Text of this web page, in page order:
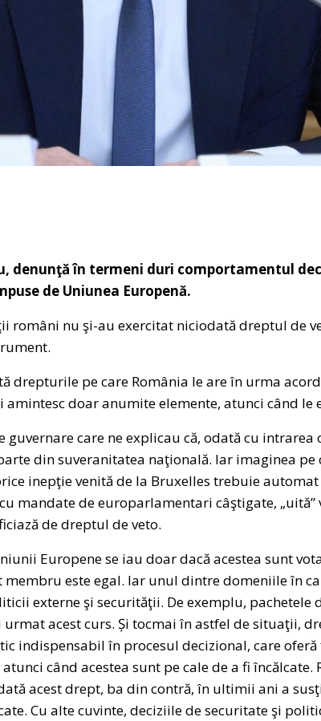
denunţă în termeni duri comportamentul
de Uniunea Europenă.
români nu şi-au exercitat niciodată dreptul de
drepturile pe care România le are în urma
amintesc doar anumite elemente, atunci când le
care ne explicau că, odată cu intrarea
din suveranitatea naţională. Iar imaginea pe
inepţie venită de la Bruxelles trebuie
mandate de europarlamentari câştigate,
de dreptul de veto.
Europene se iau doar dacă acestea sunt
este egal. Iar unul dintre domeniile în
externe şi securităţii. De exemplu, pachetele
acest curs. Și tocmai în astfel de situaţii,
indispensabil în procesul decizional, care
când acestea sunt pe cale de a fi încălcate.
acest drept, ba din contră, în ultimii ani a
Cu alte cuvinte, deciziile de securitate şi